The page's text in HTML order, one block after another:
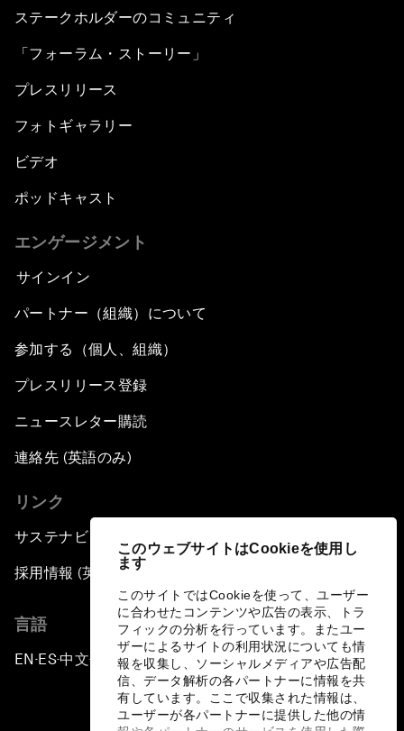
このウェブサイトはCookieを使用し
ます
このサイトではCookieを使って、ユーザー
に合わせたコンテンツや広告の表示、トラ
フィックの分析を行っています。またユー
ザーによるサイトの利用状況についても情
報を収集し、ソーシャルメディアや広告配
信、データ解析の各パートナーに情報を共
有しています。ここで収集された情報は、
ユーザーが各パートナーに提供した他の情
ステークホルダーのコミュニティ
「フォーラム・ストーリー」
プレスリリース
フォトギャラリー
ビデオ
ポッドキャスト
エンゲージメント
サインイン
パートナー（組織）について
参加する（個人、組織）
プレスリリース登録
ニュースレター購読
連絡先 (英語のみ)
リンク
サステナビリティへの取り組み
採用情報 (英語のみ)
言語
EN ▪ES▪中文▪ 日本語